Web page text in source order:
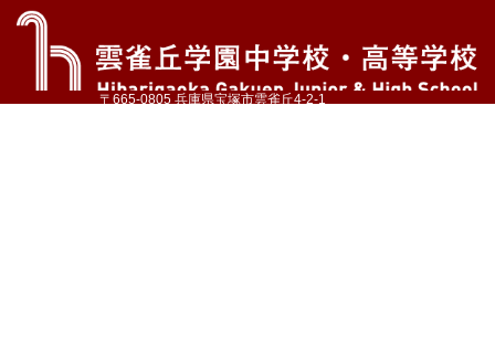
〒665-0805 兵庫県宝塚市雲雀丘4-2-1